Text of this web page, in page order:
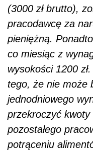
(3000 zł brutto),
pracodawcę za
pieniężną.
co miesiąc z
wysokości 1200
tego, że nie może
jednodniowego
przekroczyć
pozostałego
potrąceniu